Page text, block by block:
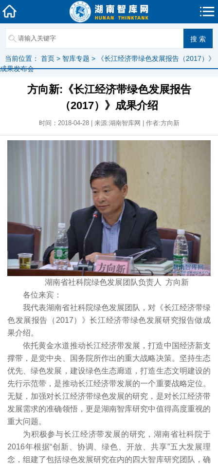
当前位置： 首页 > 智库专题 >
《长江经济带绿色发展报告（2017）》
成果发布会
方向新:《长江经济带绿色发展报告
（2017）》成果介绍
时间：2018-04-28 | 来源:湖南智库网 | 作者:方向新
湖南省社科院绿色发展团队负责人 方向新
各位来宾：
我代表湖南省社科院绿色发展团队，对《长江经济带绿
色发展报告（2017）》长江经济带绿色发展研究报告做成
果介绍。
依托黄金水道推动长江经济带发展，打造中国经济新支
撑带，是党中央、国务院所作出的重大战略决策。坚持生态
优先、绿色发展，建设绿色生态廊道，打造生态文明建设的
先行示范带，是推动长江经济带发展的一个重要战略定位。
无疑，加强对长江经济带绿色发展的研究，是对长江经济带
发展需求的准确领悟，更是湖南智库研究中值得高度重视的
重大问题。
为积极参与长江经济带发展的研究，湖南省社科院于
2016年根据“创新、协调、绿色、开放、共享”五大发展理
念，组建了包括绿色发展研究在内的四大智库研究团队，确